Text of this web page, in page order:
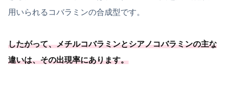
用いられるコバラミンの合成型です。
したがって、メチルコバラミンとシアノコバラミンの主な
違いは、その出現率にあります。